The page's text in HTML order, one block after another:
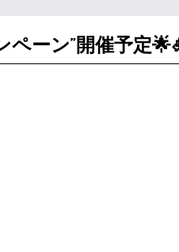
ンペーン”開催予定